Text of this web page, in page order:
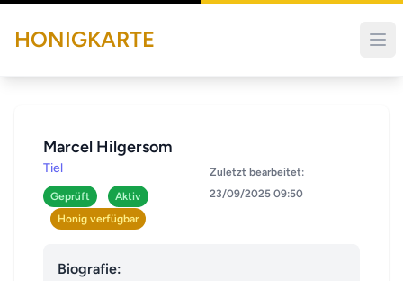
HONIGKARTE
Marcel Hilgersom
Tiel
Geprüft
Aktiv
Honig verfügbar
Zuletzt bearbeitet:
23/09/2025 09:50
Biografie: